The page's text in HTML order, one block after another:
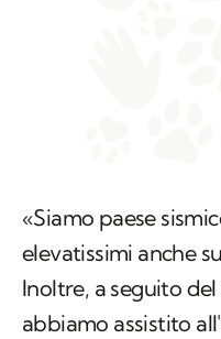
«Siamo paese
elevatissimi anche
Inoltre, a seguito del
abbiamo assistito